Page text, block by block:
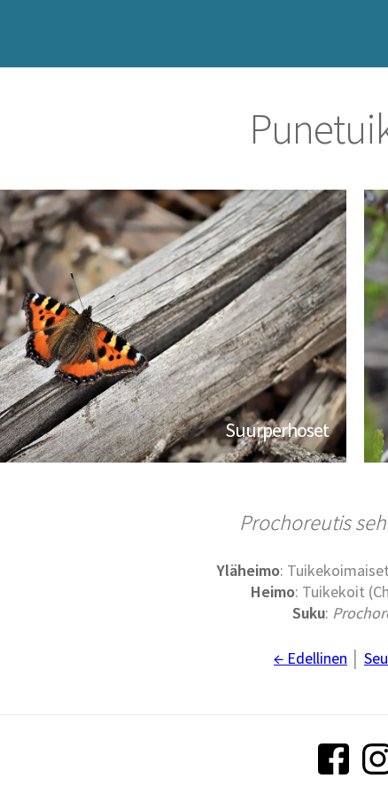
Suurperhoset
Prochoreutis
Yläheimo:
Heimo: Tuikekoit
Suku:
← Edellinen